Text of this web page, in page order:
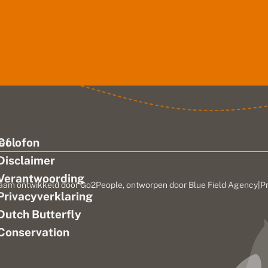
Butterfly
ontwikkeld doorGo2People, ontworpen door Blue Field Agency